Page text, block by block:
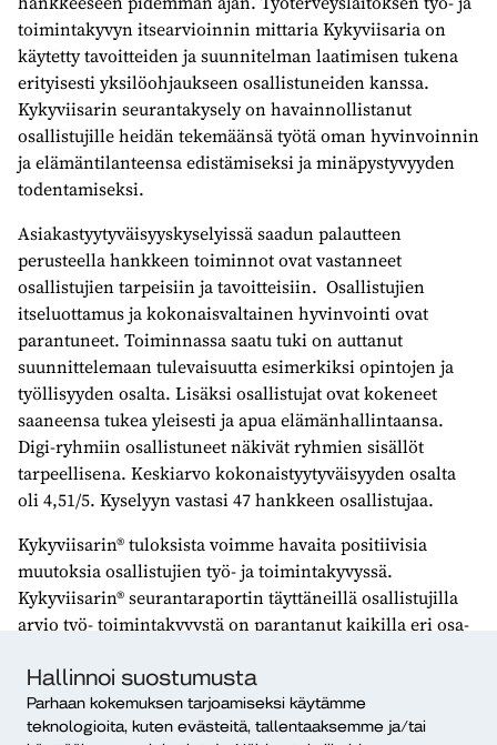
Hallinnoi suostumusta
Parhaan kokemuksen tarjoamiseksi käytämme
teknologioita, kuten evästeitä, tallentaaksemme ja/tai
toimintakyvyn itsearvioinnin mittaria Kykyviisaria on
käytetty tavoitteiden ja suunnitelman laatimisen tukena
erityisesti yksilöohjaukseen osallistuneiden kanssa.
Kykyviisarin seurantakysely on havainnollistanut
osallistujille heidän tekemäänsä työtä oman hyvinvoinnin
ja elämäntilanteensa edistämiseksi ja minäpystyvyyden
todentamiseksi.
Asiakastyytyväisyyskyselyissä saadun palautteen
perusteella hankkeen toiminnot ovat vastanneet
osallistujien tarpeisiin ja tavoitteisiin. Osallistujien
itseluottamus ja kokonaisvaltainen hyvinvointi ovat
parantuneet. Toiminnassa saatu tuki on auttanut
suunnittelemaan tulevaisuutta esimerkiksi opintojen ja
työllisyyden osalta. Lisäksi osallistujat ovat kokeneet
saaneensa tukea yleisesti ja apua elämänhallintaansa.
Digi-ryhmiin osallistuneet näkivät ryhmien sisällöt
tarpeellisena. Keskiarvo kokonaistyytyväisyyden osalta
oli 4,51/5. Kyselyyn vastasi 47 hankkeen osallistujaa.
Kykyviisarin® tuloksista voimme havaita positiivisia
muutoksia osallistujien työ- ja toimintakyvyssä.
Kykyviisarin® seurantaraportin täyttäneillä osallistujilla
arvio työ- toimintakyvystä on parantanut kaikilla eri osa-
Hankkeena olemme voineet tarjota tukea ja työkaluja
elämän eri osa-alueille osallistujan omien tavoitteiden